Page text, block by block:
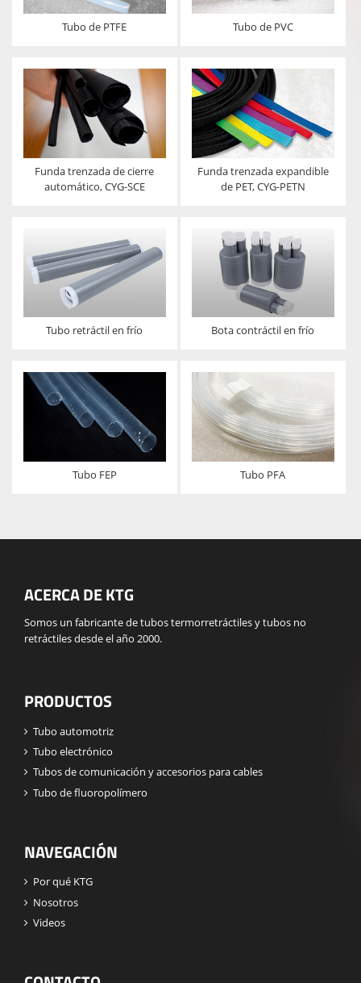
Tubo de PTFE Tubo de PVC
Funda trenzada de cierre
automático, CYG-SCE
Funda trenzada expandible
de PET, CYG-PETN
Tubo retráctil en frío Bota contráctil en frío
Tubo FEP Tubo PFA
ACERCA DE KTG
Somos un fabricante de tubos termorretráctiles y tubos no
retráctiles desde el año 2000.
PRODUCTOS
Tubo automotriz
Tubo electrónico
Tubos de comunicación y accesorios para cables
Tubo de fluoropolímero
NAVEGACIÓN
Por qué KTG
Nosotros
Videos